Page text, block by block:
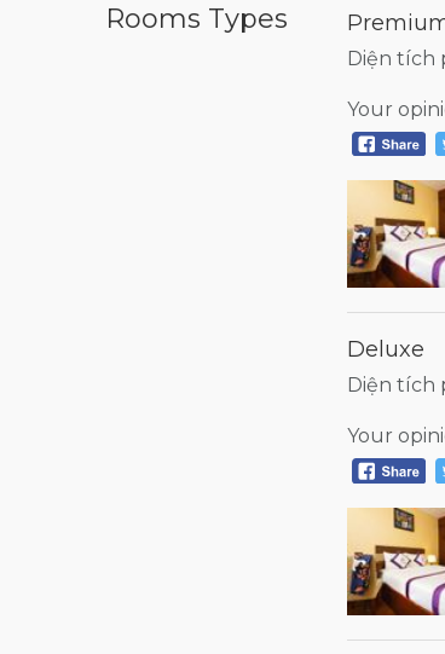
Rooms Types
Diện tích
Your
Deluxe
Diện tích
Your